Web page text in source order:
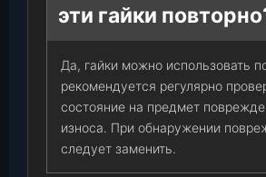
эти гайки
Да, гайки можно использовать
рекомендуется регулярно
состояние на предмет
износа. При обнаружении
следует заменить.